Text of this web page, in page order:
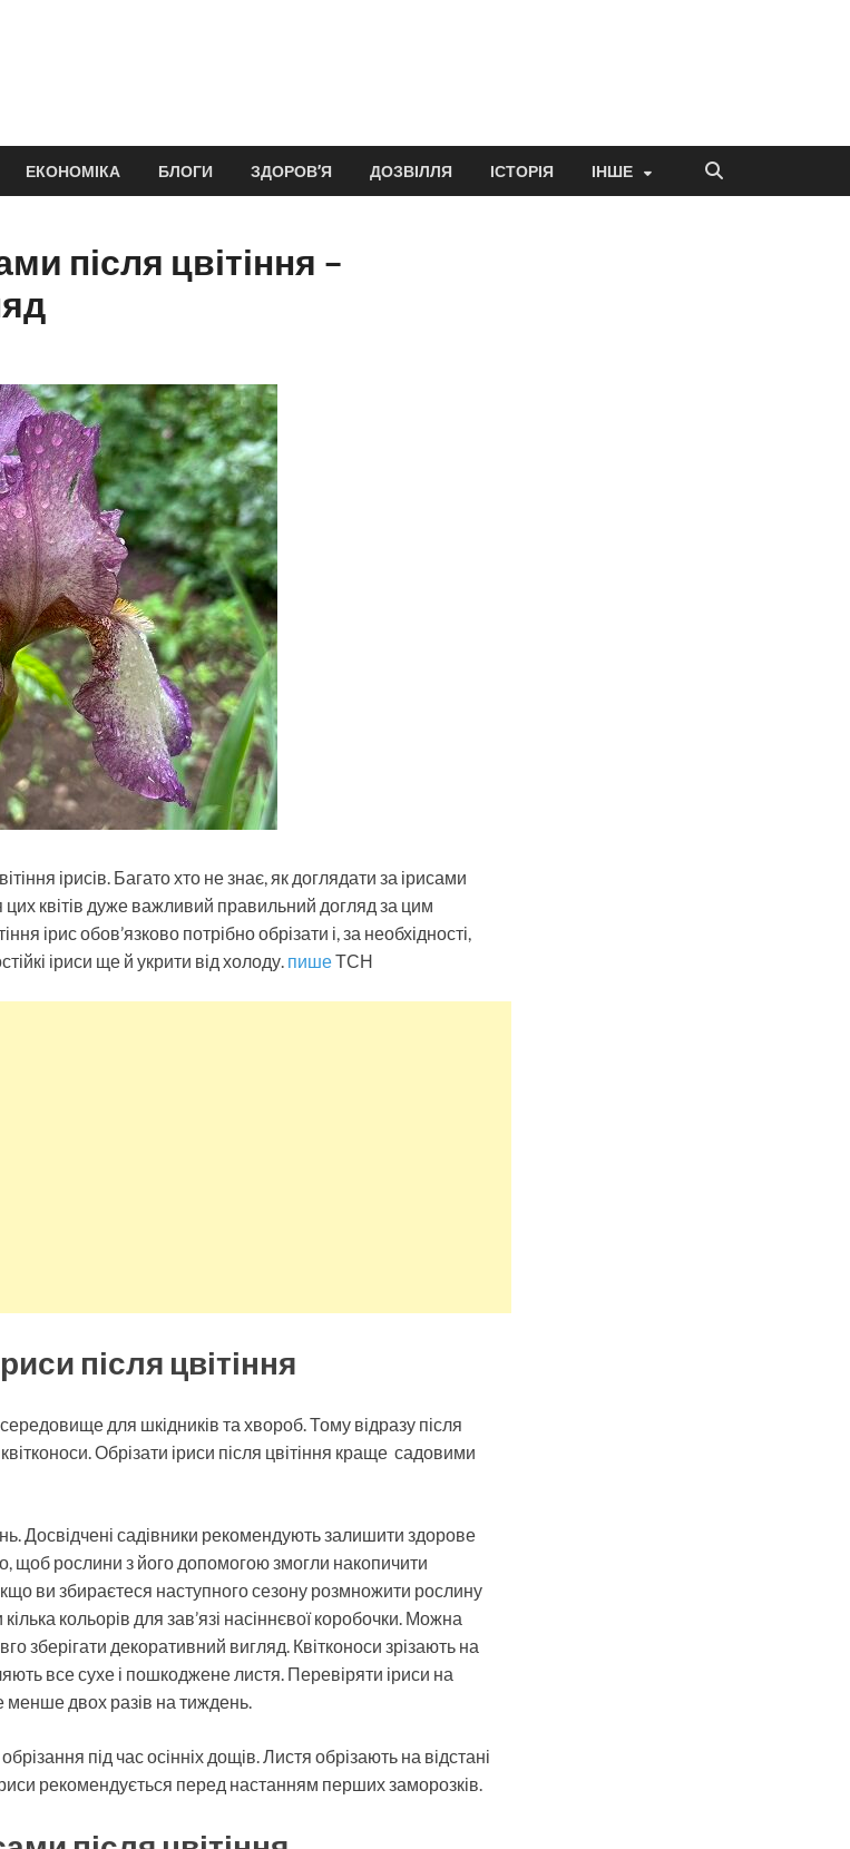
ЕКОНОМІКА БЛОГИ ЗДОРОВ’Я ДОЗВІЛЛЯ ІСТОРІЯ ІНШЕ
після цвітіння –
ірисів. Багато хто не знає, як доглядати за ірисами
цих квітів дуже важливий правильний догляд за цим
ірис обов’язково потрібно обрізати і, за необхідності,
іриси ще й укрити від холоду. пишеТСН
після цвітіння
середовище для шкідників та хвороб. Тому відразу після
Обрізати іриси після цвітіння краще садовими
Досвідчені садівники рекомендують залишити здорове
щоб рослини з його допомогою змогли накопичити
ви збираєтеся наступного сезону розмножити рослину
кольорів для зав’язі насіннєвої коробочки. Можна
зберігати декоративний вигляд. Квітконоси зрізають на
все сухе і пошкоджене листя. Перевіряти іриси на
менше двох разів на тиждень.
під час осінніх дощів. Листя обрізають на відстані
рекомендується перед настанням перших заморозків.